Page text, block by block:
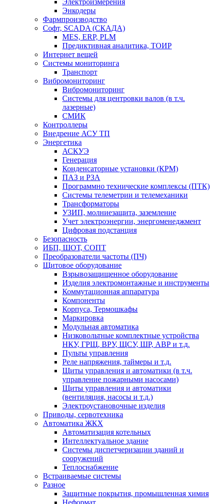
Электроизмерения
Энкодеры
Фармпроизводство
Софт, SCADA (СКАДА)
MES, ERP, PLM
Предиктивная аналитика, ТОИР
Интернет вещей
Системы мониторинга
Транспорт
Вибромониторинг
Вибромониторинг
Системы для центровки валов (в т.ч.
лазерные)
СМИК
Контроллеры
Внедрение АСУ ТП
Энергетика
АСКУЭ
Генерация
Конденсаторные установки (КРМ)
ПАЗ и РЗА
Программно технические комплексы (ПТК)
Системы телеметрии и телемеханики
Трансформаторы
УЗИП, молниезащита, заземление
Учет электроэнергии, энергоменеджмент
Цифровая подстанция
Безопасность
ИБП, ШОТ, СОПТ
Преобразователи частоты (ПЧ)
Щитовое оборудование
Взрывозащищенное оборудование
Изделия электромонтажные и инструменты
Коммутационная аппаратура
Компоненты
Корпуса, Термошкафы
Маркировка
Модульная автоматика
Низковольтные комплектные устройства
НКУ, ГРЩ, ВРУ, ЩСУ, ШР, АВР и т.д.
Пульты управления
Реле напряжения, таймеры и т.д.
Щиты управления и автоматики (в т.ч.
управление пожарными насосами)
Щиты управления и автоматики
(вентиляция, насосы и т.д.)
Электроустановочные изделия
Приводы, сервотехника
Автоматика ЖКХ
Автоматизация котельных
Интеллектуальное здание
Системы диспетчеризации зданий и
сооружений
Теплоснабжение
Встраиваемые системы
Разное
Защитные покрытия, промышленная химия